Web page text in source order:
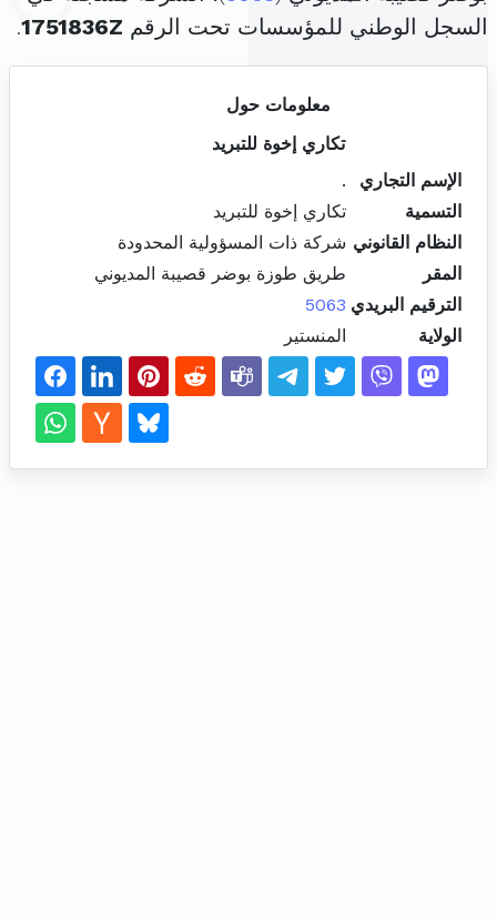
السجل الوطني للمؤسسات تحت الرقم 1751836Z
.
معلومات حول
تكاري إخوة للتبريد
الإسم التجاري
.
التسمية
تكاري إخوة للتبريد
النظام القانوني شركة ذات المسؤولية المحدودة
المقر
طريق طوزة بوضر قصيبة المديوني
الترقيم البريدي 5063
الولاية
المنستير